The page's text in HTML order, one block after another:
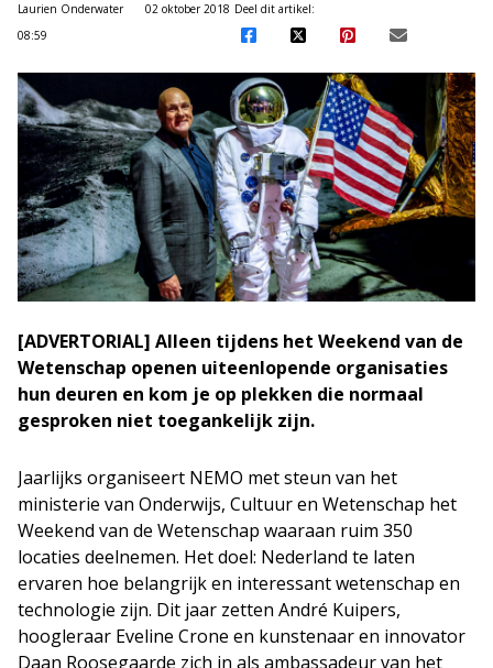
Laurien Onderwater
02 oktober 2018
08:59
Deel dit artikel:
[ADVERTORIAL] Alleen tijdens het Weekend van de
Wetenschap openen uiteenlopende organisaties
hun deuren en kom je op plekken die normaal
gesproken niet toegankelijk zijn.
Jaarlijks organiseert NEMO met steun van het
ministerie van Onderwijs, Cultuur en Wetenschap het
Weekend van de Wetenschap waaraan ruim 350
locaties deelnemen. Het doel: Nederland te laten
ervaren hoe belangrijk en interessant wetenschap en
technologie zijn. Dit jaar zetten André Kuipers,
hoogleraar Eveline Crone en kunstenaar en innovator
Daan Roosegaarde zich in als ambassadeur van het